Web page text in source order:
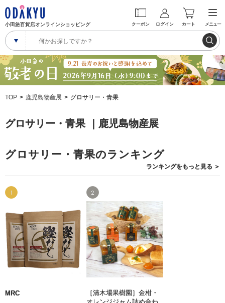
小田急百貨店オンラインショッピング クーポン ログイン カート メニュー
TOP 鹿児島物産展 グロサリー・青果
グロサリー・青果 ｜鹿児島物産展
グロサリー・青果のランキング
ランキングをもっと見る ＞
1
MRC
2
［清木場果樹園］金柑・